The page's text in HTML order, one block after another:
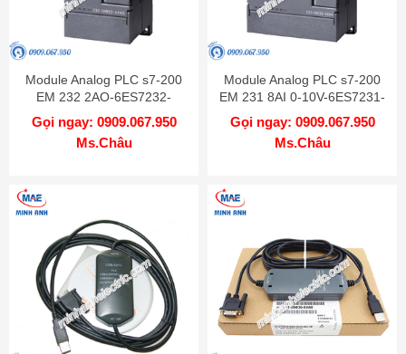
Module Analog PLC s7-200
EM 232 2AO-6ES7232-
0HB22-0XA0
Gọi ngay: 0909.067.950
Ms.Châu
Module Analog PLC s7-200
EM 231 8AI 0-10V-6ES7231-
0HF22-0XA0
Gọi ngay: 0909.067.950
Ms.Châu